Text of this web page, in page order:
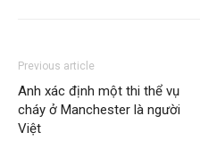
Previous article
Anh xác định một thi thể vụ
cháy ở Manchester là người
Việt